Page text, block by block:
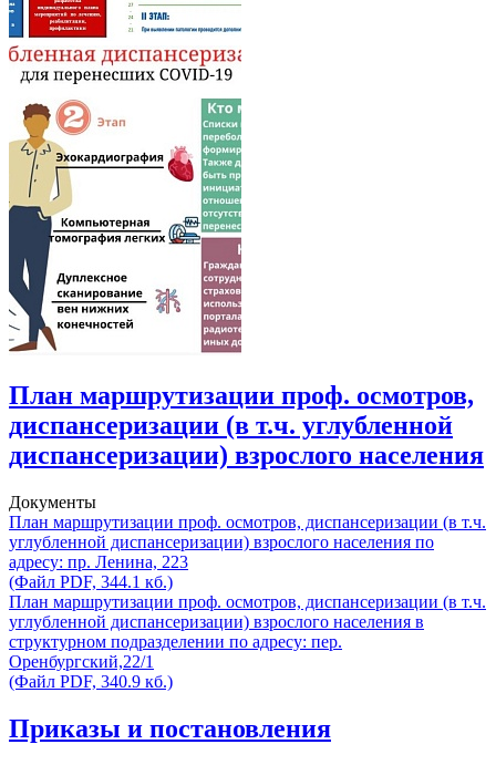
План маршрутизации проф. осмотров,
диспансеризации (в т.ч. углубленной
диспансеризации) взрослого населения
Документы
План маршрутизации проф. осмотров, диспансеризации (в т.ч.
углубленной диспансеризации) взрослого населения по
адресу: пр. Ленина, 223
(Файл PDF, 344.1 кб.)
План маршрутизации проф. осмотров, диспансеризации (в т.ч.
углубленной диспансеризации) взрослого населения в
структурном подразделении по адресу: пер.
Оренбургский,22/1
(Файл PDF, 340.9 кб.)
Приказы и постановления